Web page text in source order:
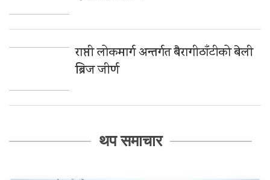
राप्ती लोकमार्ग अन्तर्गत बैरागीठाँटीको बेली
ब्रिज जीर्ण
थप समाचार